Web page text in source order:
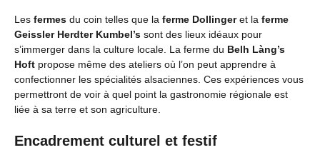
Les fermes du coin telles que la ferme Dollingeret la ferme
Geissler Herdter Kumbel’s sont des lieux idéaux pour
s’immerger dans la culture locale. La ferme du Belh Làng’s
Hoft propose même des ateliers où l’on peut apprendre à
confectionner les spécialités alsaciennes. Ces expériences vous
permettront de voir à quel point la gastronomie régionale est
liée à sa terre et son agriculture.
Encadrement culturel et festif